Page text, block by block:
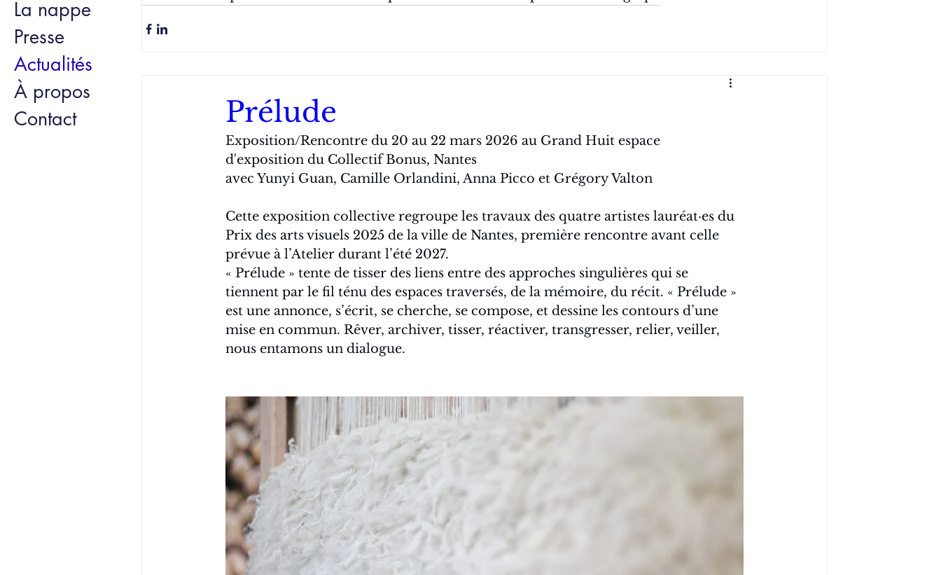
La nappe
Presse
Actualités
À propos
Contact
Prélude
Exposition/Rencontre du 20 au 22 mars 2026 au Grand Huit espace
d'exposition du Collectif Bonus, Nantes
avec Yunyi Guan, Camille Orlandini, Anna Picco et Grégory Valton
Cette exposition collective regroupe les travaux des quatre artistes lauréat·es du
Prix des arts visuels 2025 de la ville de Nantes, première rencontre avant celle
prévue à l’Atelier durant l’été 2027.
« Prélude » tente de tisser des liens entre des approches singulières qui se
tiennent par le fil ténu des espaces traversés, de la mémoire, du récit. « Prélude »
est une annonce, s’écrit, se cherche, se compose, et dessine les contours d’une
mise en commun. Rêver, archiver, tisser, réactiver, transgresser, relier, veiller,
nous entamons un dialogue.